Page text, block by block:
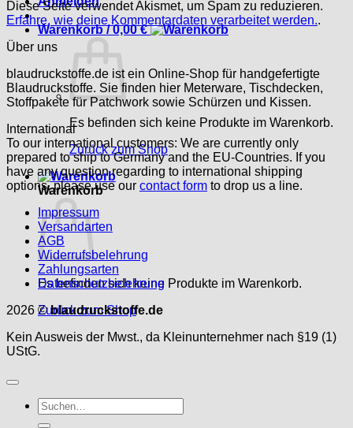
Warenkorb /0,00€
Es befinden sich keine Produkte im Warenkorb.
Zurück zum Shop
Warenkorb
Es befinden sich keine Produkte im Warenkorb.
Zurück zum Shop
Diese Seite verwendet Akismet, um Spam zu reduzieren.
Erfahre, wie deine Kommentardaten verarbeitet werden..
Über uns
blaudruckstoffe.de ist ein Online-Shop für handgefertigte
Blaudruckstoffe. Sie finden hier Meterware, Tischdecken,
Stoffpakete für Patchwork sowie Schürzen und Kissen.
International
To our international customers: We are currently only
prepared to ship to Germany and the EU-Countries. If you
have any question regarding to international shipping
options, please use our contact form to drop us a line.
Impressum
Versandarten
AGB
Widerrufsbelehrung
Zahlungsarten
Datenschutzbelehrung
2026 ©blaudruckstoffe.de
Kein Ausweis der Mwst., da Kleinunternehmer nach §19 (1)
UStG.
Suche
nach: